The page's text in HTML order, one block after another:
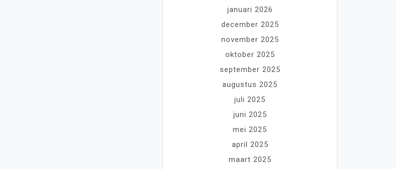
januari 2026
december 2025
november 2025
oktober 2025
september 2025
augustus 2025
juli 2025
juni 2025
mei 2025
april 2025
maart 2025